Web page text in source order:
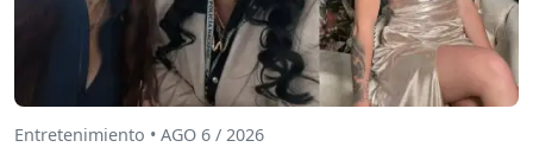
Entretenimiento • AGO 6 / 2026